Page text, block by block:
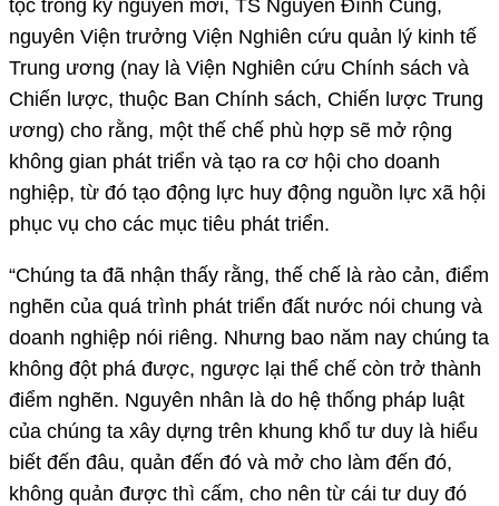
tộc trong kỷ nguyên mới, TS Nguyễn Đình Cung,
nguyên Viện trưởng Viện Nghiên cứu quản lý kinh tế
Trung ương (nay là Viện Nghiên cứu Chính sách và
Chiến lược, thuộc Ban Chính sách, Chiến lược Trung
ương) cho rằng, một thế chế phù hợp sẽ mở rộng
không gian phát triển và tạo ra cơ hội cho doanh
nghiệp, từ đó tạo động lực huy động nguồn lực xã hội
phục vụ cho các mục tiêu phát triển.
“Chúng ta đã nhận thấy rằng, thế chế là rào cản, điểm
nghẽn của quá trình phát triển đất nước nói chung và
doanh nghiệp nói riêng. Nhưng bao năm nay chúng ta
không đột phá được, ngược lại thể chế còn trở thành
điểm nghẽn. Nguyên nhân là do hệ thống pháp luật
của chúng ta xây dựng trên khung khổ tư duy là hiểu
biết đến đâu, quản đến đó và mở cho làm đến đó,
không quản được thì cấm, cho nên từ cái tư duy đó